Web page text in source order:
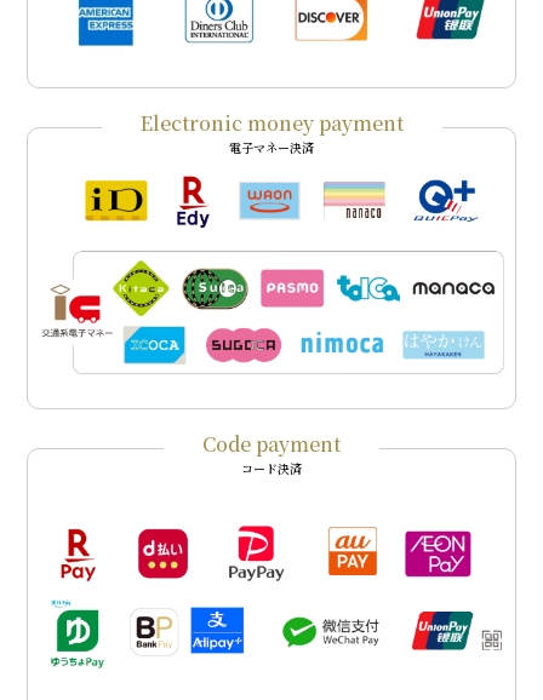
Electronic money payment
電子マネー決済
Code payment
コード決済